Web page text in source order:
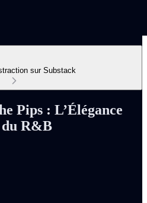
sur Substack
Pips : L’Élégance
du R&B